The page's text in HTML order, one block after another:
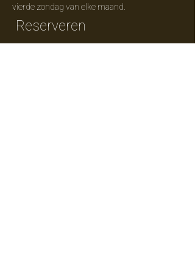
vierde zondag van elke maand.
Reserveren​